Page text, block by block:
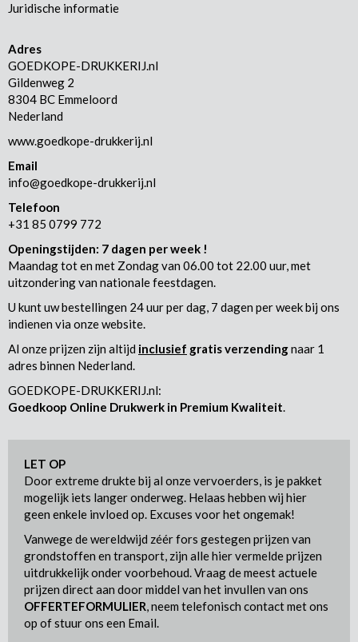
Juridische informatie
Adres
GOEDKOPE-DRUKKERIJ.nl
Gildenweg 2
8304 BC Emmeloord
Nederland
www.goedkope-drukkerij.nl
Email
info@goedkope-drukkerij.nl
Telefoon
+31 85 0799 772
Openingstijden: 7 dagen per week !
Maandag tot en met Zondag van 06.00 tot 22.00 uur, met
uitzondering van nationale feestdagen.
U kunt uw bestellingen 24 uur per dag, 7 dagen per week bij ons
indienen via onze website.
Al onze prijzen zijn altijd inclusief gratis verzendingnaar 1
adres binnen Nederland.
GOEDKOPE-DRUKKERIJ.nl:
Goedkoop Online Drukwerk in Premium Kwaliteit.
LET OP
Door extreme drukte bij al onze vervoerders, is je pakket
mogelijk iets langer onderweg. Helaas hebben wij hier
geen enkele invloed op. Excuses voor het ongemak!
Vanwege de wereldwijd zéér fors gestegen prijzen van
grondstoffen en transport, zijn alle hier vermelde prijzen
uitdrukkelijk onder voorbehoud. Vraag de meest actuele
prijzen direct aan door middel van het invullen van ons
OFFERTEFORMULIER, neem telefonisch contact met ons
op of stuur ons een Email.